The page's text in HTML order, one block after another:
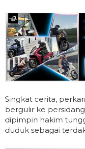
Singkat cerita,
bergulir ke
dipimpin hakim
duduk sebagai